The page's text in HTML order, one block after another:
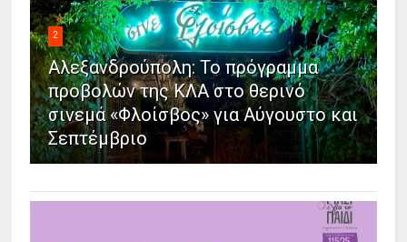
2
Αλεξανδρούπολη: Το πρόγραμμα
προβολών της ΚΛΑ στο θερινό
σινεμά «Φλοίσβος» για Αύγουστο και
Σεπτέμβριο